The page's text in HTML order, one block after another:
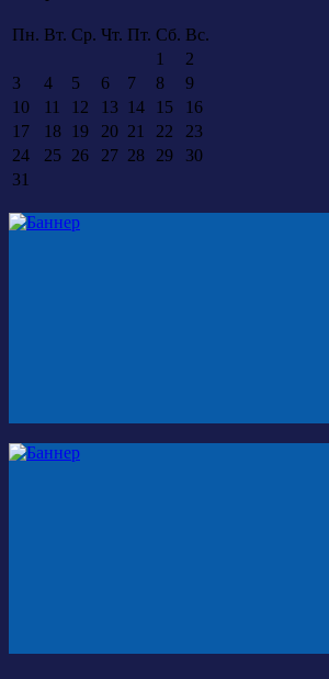
Пн. Вт. Ср. Чт. Пт. Сб. Вс.
1
2
3
4 5 6 7 8
9
10
11 12 13 14 15
16
17
18 19 20 21 22
23
24
25 26 27 28 29
30
31